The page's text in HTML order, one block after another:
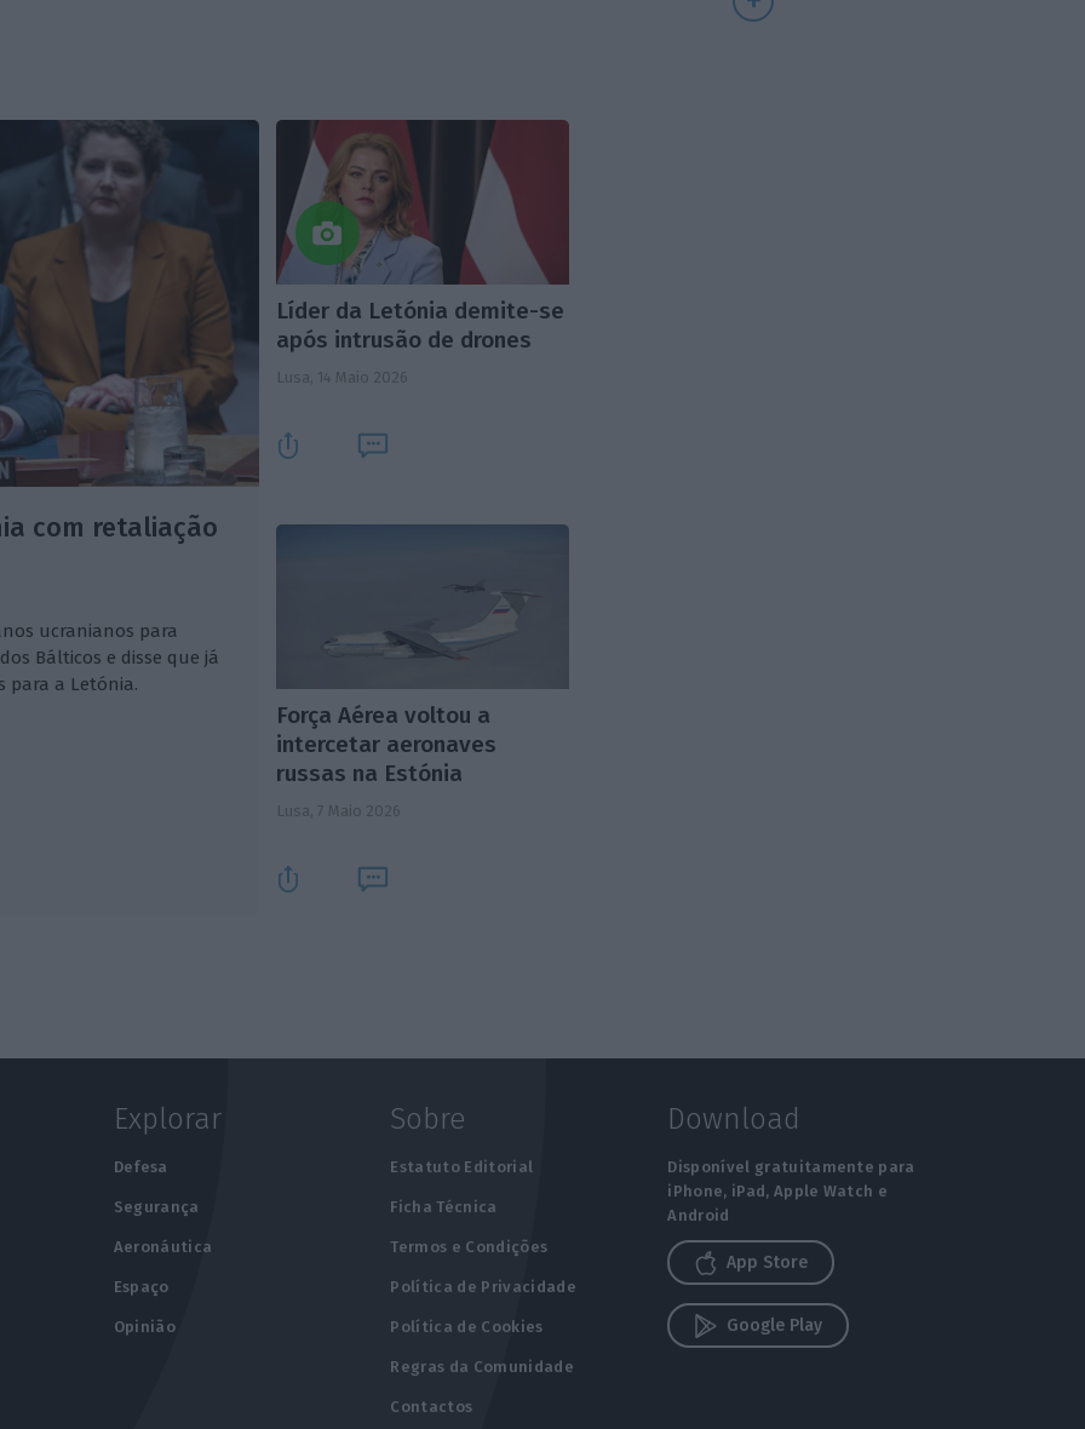
com retaliação
ucranianos para
Bálticos e disse que já
para a Letónia.
Líder da Letónia demite-se
após intrusão de drones
Lusa, 14 Maio 2026
Força Aérea voltou a
intercetar aeronaves
russas na Estónia
Lusa,7 Maio 2026
Explorar
Defesa
Segurança
Aeronáutica
Espaço
Opinião
Sobre
Estatuto Editorial
Ficha Técnica
Termos e Condições
Política de Privacidade
Política de Cookies
Regras da Comunidade
Contactos
Download
Disponível gratuitamente para
iPhone, iPad, Apple Watch e
Android
App Store
Google Play